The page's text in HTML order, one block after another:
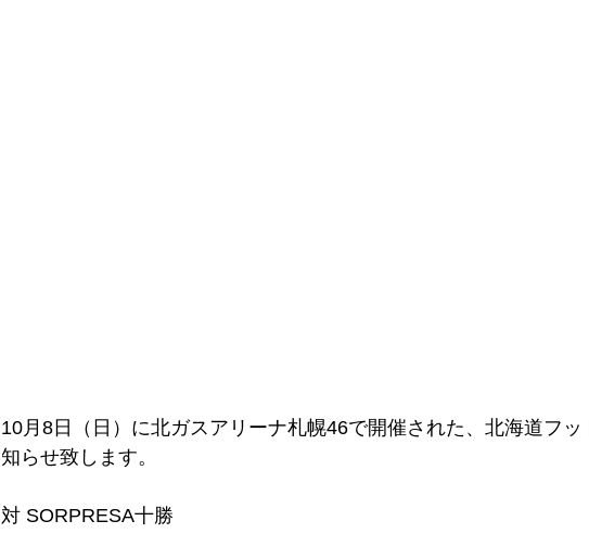
10月8日（日）に北ガスアリーナ札幌46で開催された、北海道フ
知らせ致します。
対 SORPRESA十勝